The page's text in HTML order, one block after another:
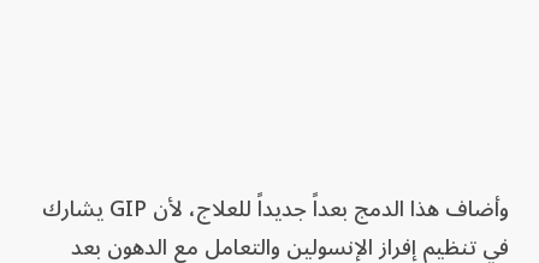
وأضاف هذا الدمج بعداً جديداً للعلاج، لأن GIP يشارك
في تنظيم إفراز الإنسولين والتعامل مع الدهون بعد